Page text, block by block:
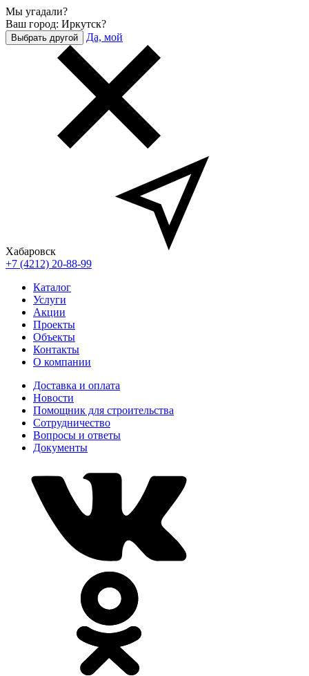
Мы угадали?
Ваш город: Иркутск?
Выбрать другой Да, мой
Хабаровск
+7 (4212) 20-88-99
Каталог
Услуги
Акции
Проекты
Объекты
Контакты
О компании
Доставка и оплата
Новости
Помощник для строительства
Сотрудничество
Вопросы и ответы
Документы